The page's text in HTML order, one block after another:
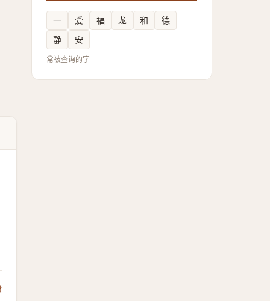
一 爱 福 龙 和
德
静
安
常被查询的字